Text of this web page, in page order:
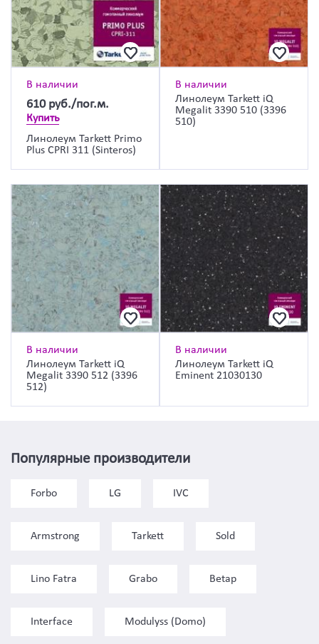
В наличии
610 руб./пог.м.
Купить
Линолеум Tarkett Primo
Plus CPRI 311 (Sinteros)
В наличии
Линолеум Tarkett iQ
Megalit 3390 510 (3396
510)
В наличии
Линолеум Tarkett iQ
Megalit 3390 512 (3396
512)
В наличии
Линолеум Tarkett iQ
Eminent 21030130
Популярные производители
Forbo LG IVC
Armstrong Tarkett Sold
Lino Fatra Grabo Betap
Interface Modulyss (Domo)